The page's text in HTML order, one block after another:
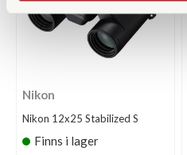
Nikon
Nikon 12x25 Stabilized S
Finns i lager